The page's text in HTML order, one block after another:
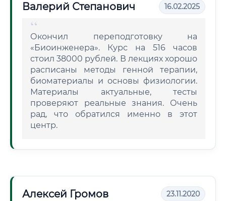
Валерий Степанович 16.02.2025
Окончил переподготовку на
«Биоинженера». Курс на 516 часов
стоил 38000 рублей. В лекциях хорошо
расписаны методы генной терапии,
биоматериалы и основы физиологии.
Материалы актуальные, тесты
проверяют реальные знания. Очень
рад, что обратился именно в этот
центр.
Алексей Громов 23.11.2020